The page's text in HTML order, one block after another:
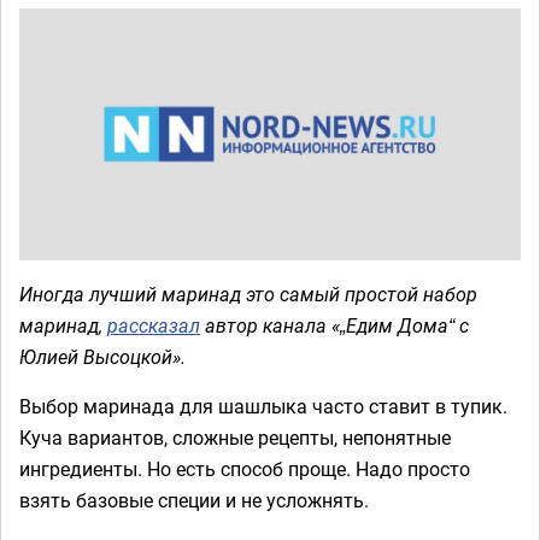
Иногда лучший маринад это самый простой набор
маринад, рассказалавтор канала «„Едим Дома“ с
Юлией Высоцкой».
Выбор маринада для шашлыка часто ставит в тупик.
Куча вариантов, сложные рецепты, непонятные
ингредиенты. Но есть способ проще. Надо просто
взять базовые специи и не усложнять.